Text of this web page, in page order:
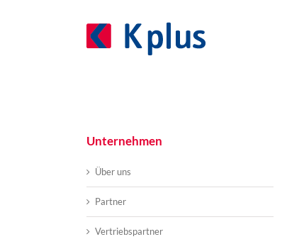
Unternehmen
Über uns
Partner
Vertriebspartner